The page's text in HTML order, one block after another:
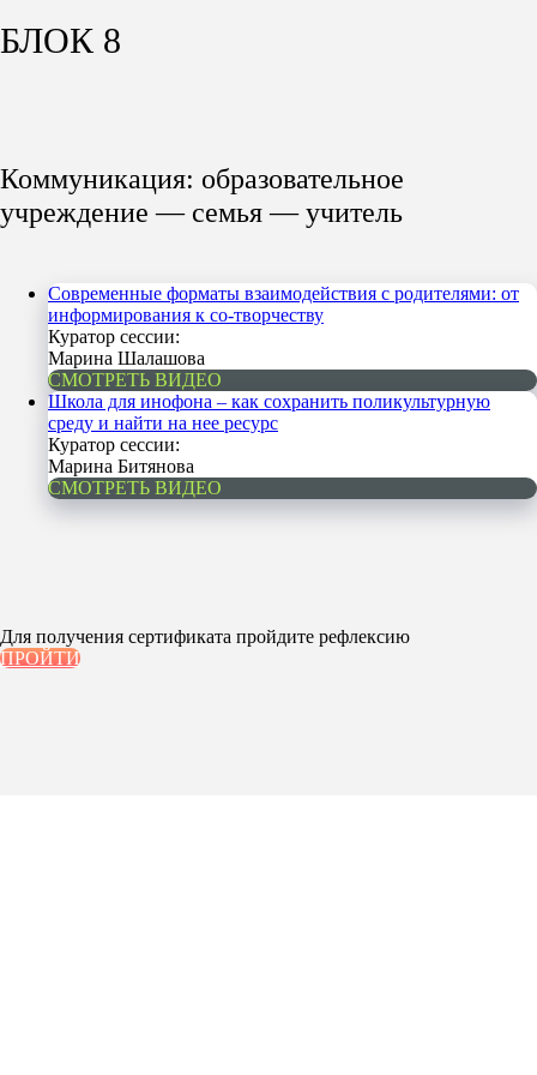
БЛОК 8
Коммуникация: образовательное
учреждение — семья — учитель
Современные форматы взаимодействия с родителями: от
информирования к со-творчеству
Куратор сессии:
Марина Шалашова
СМОТРЕТЬ ВИДЕО
Школа для инофона – как сохранить поликультурную
среду и найти на нее ресурс
Куратор сессии:
Марина Битянова
СМОТРЕТЬ ВИДЕО
Для получения сертификата пройдите рефлексию
ПРОЙТИ